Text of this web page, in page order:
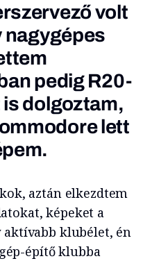
volt
nagygépes
pedig R20-
dolgoztam,
lett
aztán elkezdtem
képeket a
aktívabb klubélet, én
építő klubba